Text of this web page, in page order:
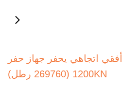
أفقي اتجاهي يحفر جهاز حفر
1200KN (269760 رطل)